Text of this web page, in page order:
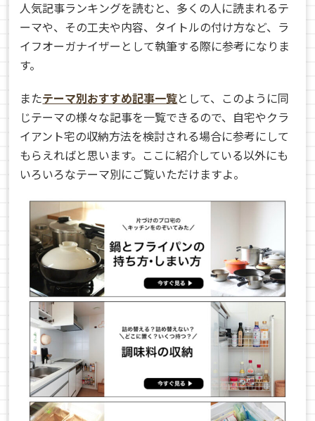
人気記事ランキングを読むと、多くの人に読まれるテ
ーマや、その工夫や内容、タイトルの付け方など、ラ
イフオーガナイザーとして執筆する際に参考になりま
す。
またテーマ別おすすめ記事一覧として、このように同
じテーマの様々な記事を一覧できるので、自宅やクラ
イアント宅の収納方法を検討される場合に参考にして
もらえればと思います。ここに紹介している以外にも
いろいろなテーマ別にご覧いただけますよ。